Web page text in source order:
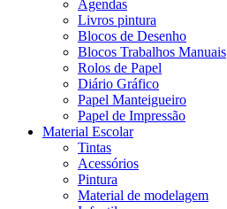
Agendas
Livros pintura
Blocos de Desenho
Blocos Trabalhos Manuais
Rolos de Papel
Diário Gráfico
Papel Manteigueiro
Papel de Impressão
Material Escolar
Tintas
Acessórios
Pintura
Material de modelagem